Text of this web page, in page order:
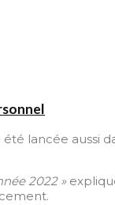
lancée aussi
2022 »